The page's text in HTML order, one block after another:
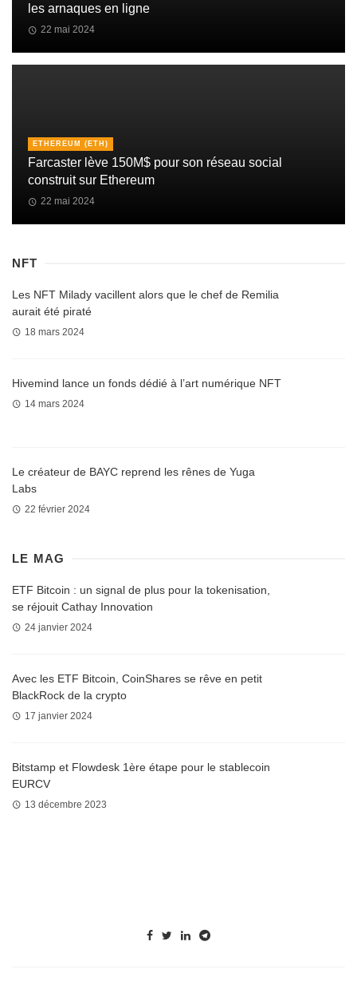
les arnaques en ligne
22 mai 2024
ETHEREUM (ETH)
Farcaster lève 150M$ pour son réseau social
construit sur Ethereum
22 mai 2024
NFT
Les NFT Milady vacillent alors que le chef de Remilia
aurait été piraté
18 mars 2024
Hivemind lance un fonds dédié à l’art numérique NFT
14 mars 2024
Le créateur de BAYC reprend les rênes de Yuga
Labs
22 février 2024
LE MAG
ETF Bitcoin : un signal de plus pour la tokenisation,
se réjouit Cathay Innovation
24 janvier 2024
Avec les ETF Bitcoin, CoinShares se rêve en petit
BlackRock de la crypto
17 janvier 2024
Bitstamp et Flowdesk 1ère étape pour le stablecoin
EURCV
13 décembre 2023